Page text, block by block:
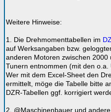
Weitere Hinweise:
1. Die Drehmomenttabellen im
auf Werksangaben bzw.
anderen Motoren zwischen
Tunern entnommen (mit den o.a.
Wer mit dem Excel-Sheet den
ermittelt, möge die Tabelle bitte
DZR-Tabellen ggf. korrigiert
2. @Maschinenbauer und